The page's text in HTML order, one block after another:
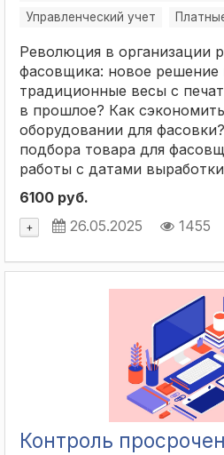
Управленческий учет
Революция в организации
фасовщика: новое решение
традиционные весы с
в прошлое? Как
оборудовании для
подбора товара для
работы с датами
6100 руб.
+ 26.05.2025 1455
Контроль